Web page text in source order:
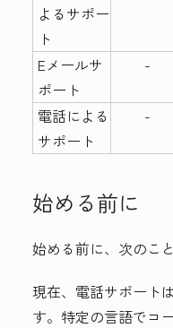
よるサポー
ト
Eメールサ
ポート
-
電話による
サポート
-
始める前に
始める前に、次のこ
現在、電話サポート
す。特定の言語でコ